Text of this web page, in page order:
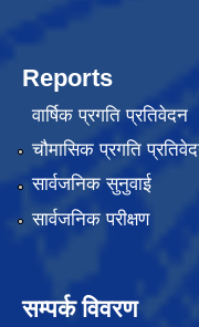
Reports
वार्षिक प्रगति प्रतिवेदन
चौमासिक प्रगति
सार्वजनिक सुनुवाई
सार्वजनिक परीक्षण
सम्पर्क विवरण